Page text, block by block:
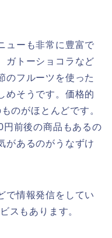
ューも非常に豊富で
ガトーショコラなど
のフルーツを使った
めそうです。価格的
のがほとんどです。
前後の商品もあるの
があるのがうなずけ
で情報発信をしてい
スもあります。